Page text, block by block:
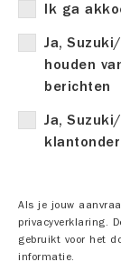
Ik ga
Ja,
houden
berichten
Ja,
Als je jouw
privacyverklaring.
gebruikt voor het
informatie.